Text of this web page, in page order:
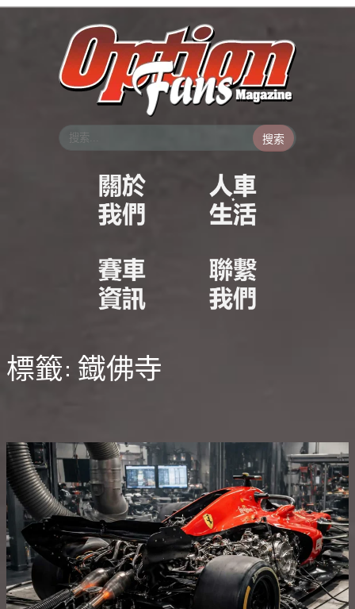
搜索
標籤: 鐡佛寺